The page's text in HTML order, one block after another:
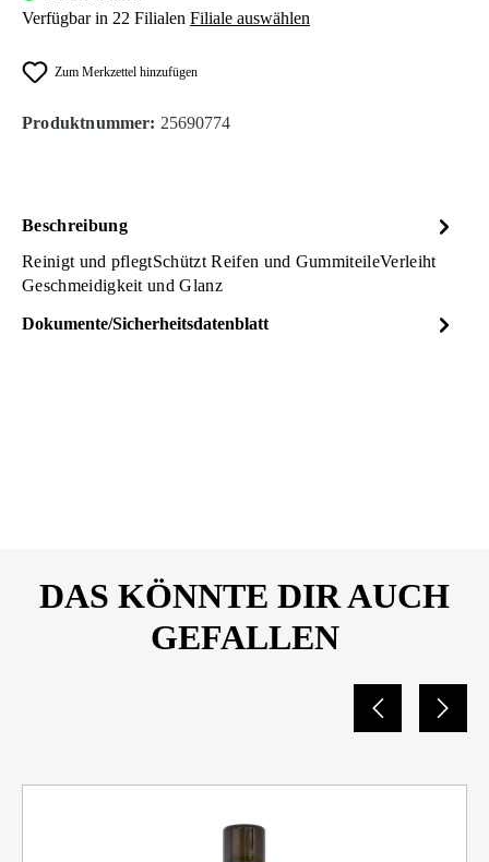
Verfügbar in 22 Filialen Filiale auswählen
Zum Merkzettel hinzufügen
Produktnummer: 25690774
Beschreibung
Reinigt und pflegtSchützt Reifen und GummiteileVerleiht
Geschmeidigkeit und Glanz
Dokumente/Sicherheitsdatenblatt
DAS KÖNNTE DIR AUCH
GEFALLEN